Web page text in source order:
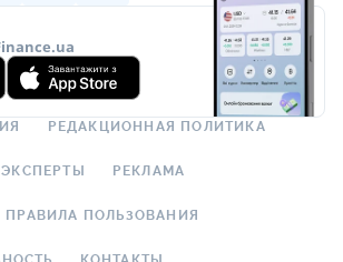
РЕДАКЦИОННАЯ ПОЛИТИКА
ЭКСПЕРТЫ РЕКЛАМА
ПРАВИЛА ПОЛЬЗОВАНИЯ